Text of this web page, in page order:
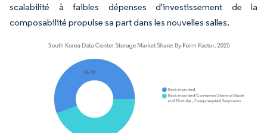
scalabilité à faibles dépenses d'investissement de la
composabilité propulse sa part dans les nouvelles salles.